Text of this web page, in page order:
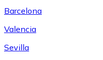
Barcelona
Valencia
Sevilla